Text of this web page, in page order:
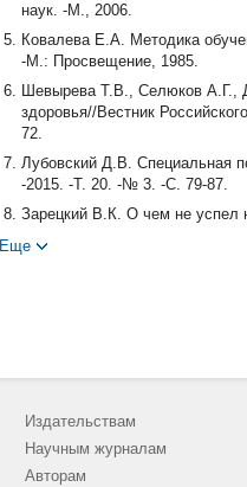
наук. -М., 2006.
Ковалева Е.А. Методика
-М.: Просвещение, 1985.
Шевырева Т.В., Селюков А.Г.,
здоровья//Вестник
72.
Лубовский Д.В. Специальная
-2015. -Т. 20. -№ 3. -С. 79-87.
Зарецкий В.К. О чем не успел
Азарнов Н.Н. Безопасность
Еще
Издательствам
Научным журналам
Авторам